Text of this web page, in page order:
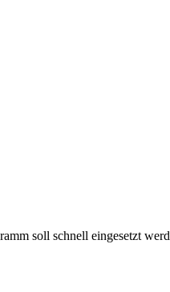
soll schnell eingesetzt